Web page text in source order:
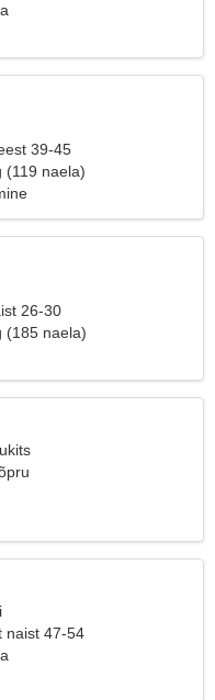
39-45
(119 naela)
26-30
(185 naela)
naist 47-54